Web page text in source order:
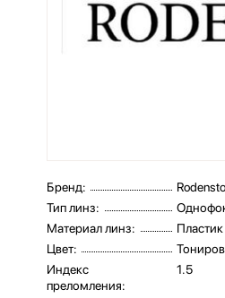
Бренд:
Тип линз:
Материал линз:
Пластик
Цвет:
Индекс
преломления:
1.5